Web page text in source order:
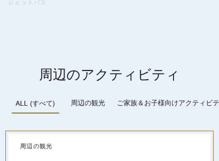
ジェットバス
周辺のアクティビティ
ALL (すべて) 周辺の観光 ご家族＆お子様向けアクティビ
周辺の観光